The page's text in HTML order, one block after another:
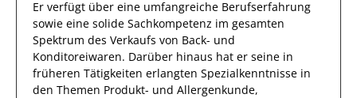
Er verfügt über eine umfangreiche Berufserfahrung
sowie eine solide Sachkompetenz im gesamten
Spektrum des Verkaufs von Back- und
Konditoreiwaren. Darüber hinaus hat er seine in
früheren Tätigkeiten erlangten Spezialkenntnisse in
den Themen Produkt- und Allergenkunde,